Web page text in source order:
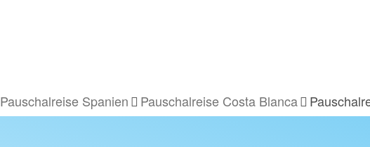
Pauschalreise Spanien Pauschalreise Costa Blanca